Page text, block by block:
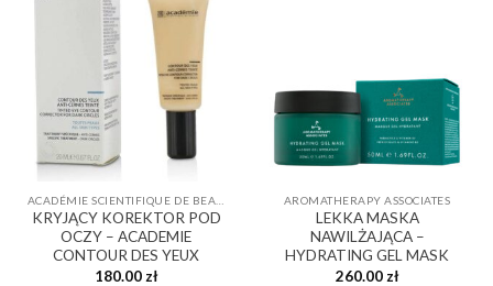
KRYJĄCY KOREKTOR POD
OCZY – ACADEMIE
CONTOUR DES YEUX
180.00 zł
AROMATHERAPY ASSOCIATES
LEKKA MASKA
NAWILŻAJĄCA –
HYDRATING GEL MASK
260.00 zł